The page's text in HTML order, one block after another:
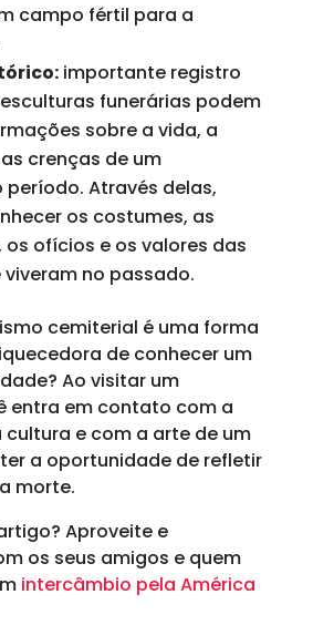
campo fértil para a
importante registro
funerárias podem
sobre a vida, a
crenças de um
Através delas,
os costumes, as
ofícios e os valores das
no passado.
cemiterial é uma forma
de conhecer um
Ao visitar um
entra em contato com a
e com a arte de um
a oportunidade de refletir
morte.
Aproveite e
os seus amigos e quem
intercâmbio pela América